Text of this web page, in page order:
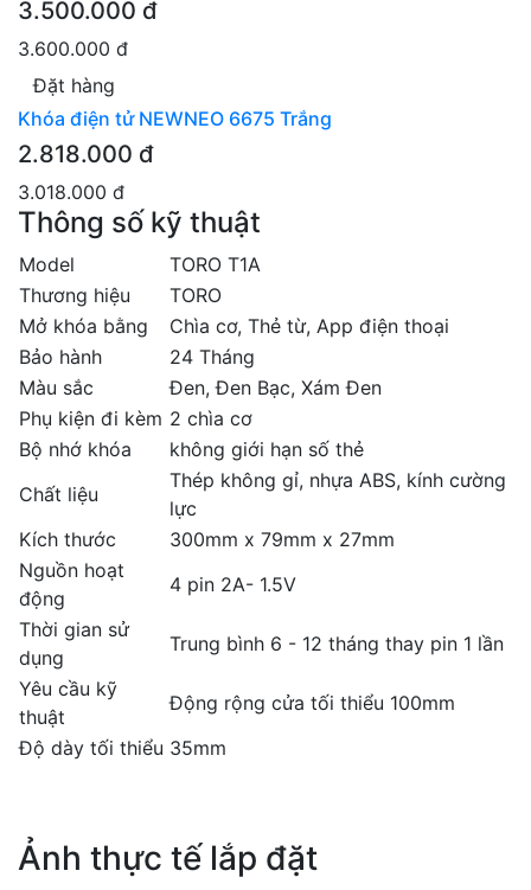
3.500.000 đ
3.600.000 đ
Đặt hàng
Khóa điện tử NEWNEO 6675 Trắng
2.818.000 đ
3.018.000 đ
Thông số kỹ thuật
Model
TORO T1A
Thương hiệu
TORO
Mở khóa bằng
Chìa cơ, Thẻ từ, App điện thoại
Bảo hành
24 Tháng
Màu sắc
Đen, Đen Bạc, Xám Đen
Phụ kiện đi kèm 2 chìa cơ
Bộ nhớ khóa
không giới hạn số thẻ
Chất liệu
Thép không gỉ, nhựa ABS, kính cường
lực
Kích thước
300mm x 79mm x 27mm
Nguồn hoạt
động
4 pin 2A- 1.5V
Thời gian sử
dụng
Trung bình 6 - 12 tháng thay pin 1 lần
Yêu cầu kỹ
thuật
Động rộng cửa tối thiểu 100mm
Độ dày tối thiểu 35mm
Ảnh thực tế lắp đặt